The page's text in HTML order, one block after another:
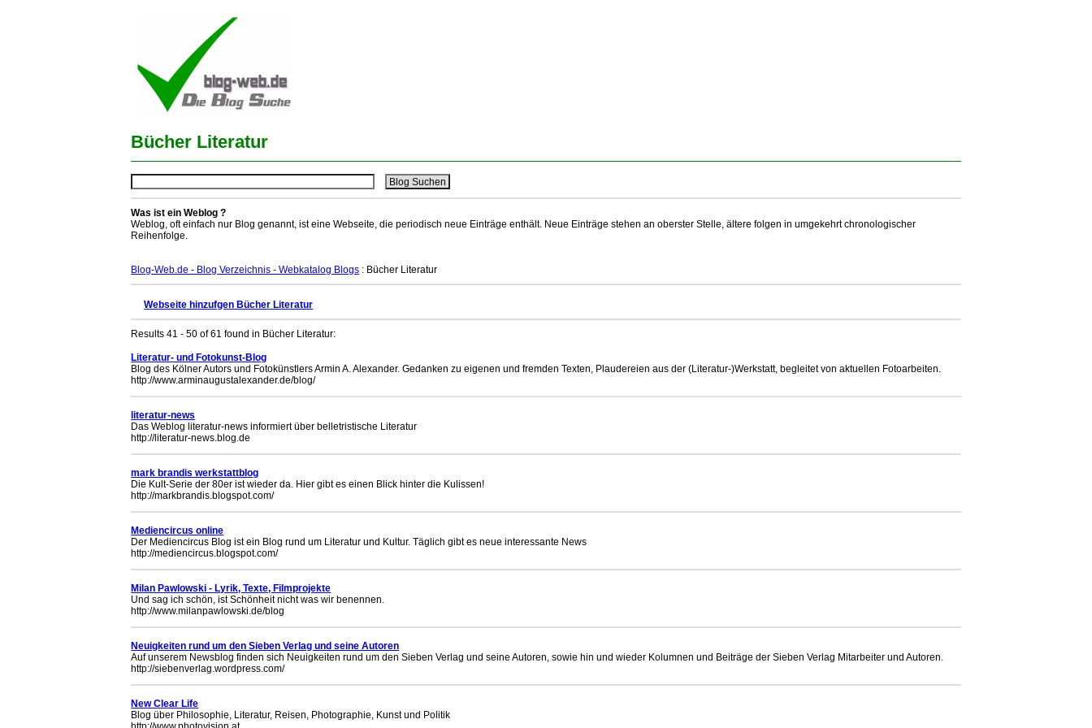
Bücher Literatur
Was ist ein Weblog ?
Weblog, oft einfach nur Blog genannt, ist eine Webseite, die periodisch neue Einträge enthält. Neue Einträge stehen an oberster Stelle, ältere folgen in umgekehrt chronologischer
Reihenfolge.
Blog-Web.de - Blog Verzeichnis - Webkatalog Blogs : Bücher Literatur
Webseite hinzufgen Bücher Literatur
Results 41 - 50 of 61 found in Bücher Literatur:
Literatur- und Fotokunst-Blog
Blog des Kölner Autors und Fotokünstlers Armin A. Alexander. Gedanken zu eigenen und fremden Texten, Plaudereien aus der (Literatur-)Werkstatt, begleitet von aktuellen Fotoarbeiten.
http://www.arminaugustalexander.de/blog/
literatur-news
Das Weblog literatur-news informiert über belletristische Literatur
http://literatur-news.blog.de
mark brandis werkstattblog
Die Kult-Serie der 80er ist wieder da. Hier gibt es einen Blick hinter die Kulissen!
http://markbrandis.blogspot.com/
Mediencircus online
Der Mediencircus Blog ist ein Blog rund um Literatur und Kultur. Täglich gibt es neue interessante News
http://mediencircus.blogspot.com/
Milan Pawlowski - Lyrik, Texte, Filmprojekte
Und sag ich schön, ist Schönheit nicht was wir benennen.
http://www.milanpawlowski.de/blog
Neuigkeiten rund um den Sieben Verlag und seine Autoren
Auf unserem Newsblog finden sich Neuigkeiten rund um den Sieben Verlag und seine Autoren, sowie hin und wieder Kolumnen und Beiträge der Sieben Verlag Mitarbeiter und Autoren.
http://siebenverlag.wordpress.com/
New Clear Life
Blog über Philosophie, Literatur, Reisen, Photographie, Kunst und Politik